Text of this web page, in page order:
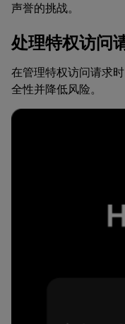
声誉的挑战。
处理特权访问
在管理特权访问请求
全性并降低风险。